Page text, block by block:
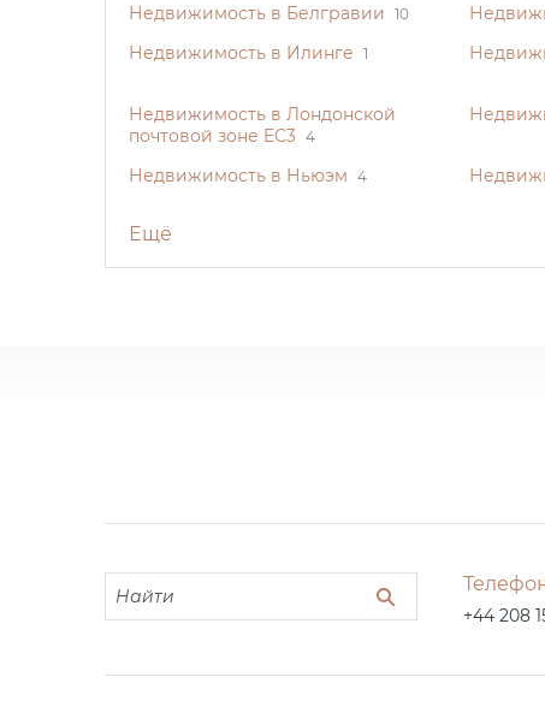
Недвижимость в Белгравии 10
Недвижимость в Илинге 1
Недвижимость в Лондонской
почтовой зоне EC3 4
Недвижимость в Ньюэм 4
Ещё
+44 208